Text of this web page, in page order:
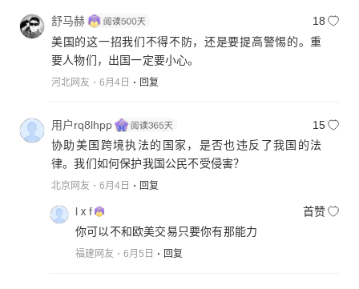
舒马赫
18
美国的这一招我们不得不防，还是要提高警惕的。重
要人物们，出国一定要小心。
河北网友 6月4日 回复
用户rq8lhpp
15
协助美国跨境执法的国家，是否也违反了我国的法
律。我们如何保护我国公民不受侵害？
北京网友 6月4日 回复
lⅹf
首赞
你可以不和欧美交易只要你有那能力
福建网友 6月5日 回复